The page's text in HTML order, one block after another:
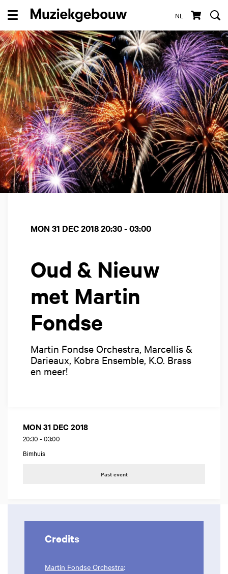
NL
Menu
Oud & Nieuw
met Martin
Fondse
Martin Fondse Orchestra, Marcellis &
Darieaux, Kobra Ensemble, K.O. Brass
en meer!
MON 31 DEC 201820:30 - 03:00
MON 31 DEC 2018
20:30 - 03:00
Bimhuis
Past event
Credits
Martin Fondse Orchestra: